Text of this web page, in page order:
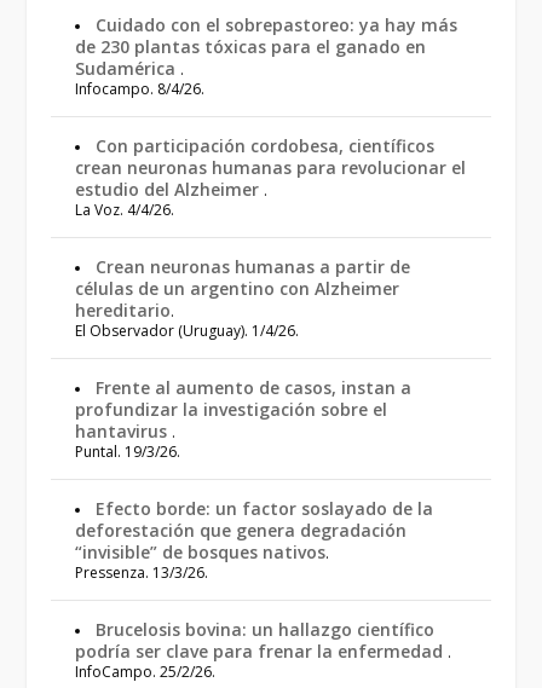
Cuidado con el sobrepastoreo: ya hay más
de 230 plantas tóxicas para el ganado en
Sudamérica .
Infocampo. 8/4/26.
Con participación cordobesa, científicos
crean neuronas humanas para revolucionar el
estudio del Alzheimer .
La Voz. 4/4/26.
Crean neuronas humanas a partir de
células de un argentino con Alzheimer
hereditario.
El Observador (Uruguay). 1/4/26.
Frente al aumento de casos, instan a
profundizar la investigación sobre el
hantavirus .
Puntal. 19/3/26.
Efecto borde: un factor soslayado de la
deforestación que genera degradación
“invisible” de bosques nativos.
Pressenza. 13/3/26.
Brucelosis bovina: un hallazgo científico
podría ser clave para frenar la enfermedad .
InfoCampo. 25/2/26.